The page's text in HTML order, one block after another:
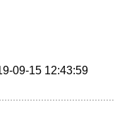
09-15 12:43:59